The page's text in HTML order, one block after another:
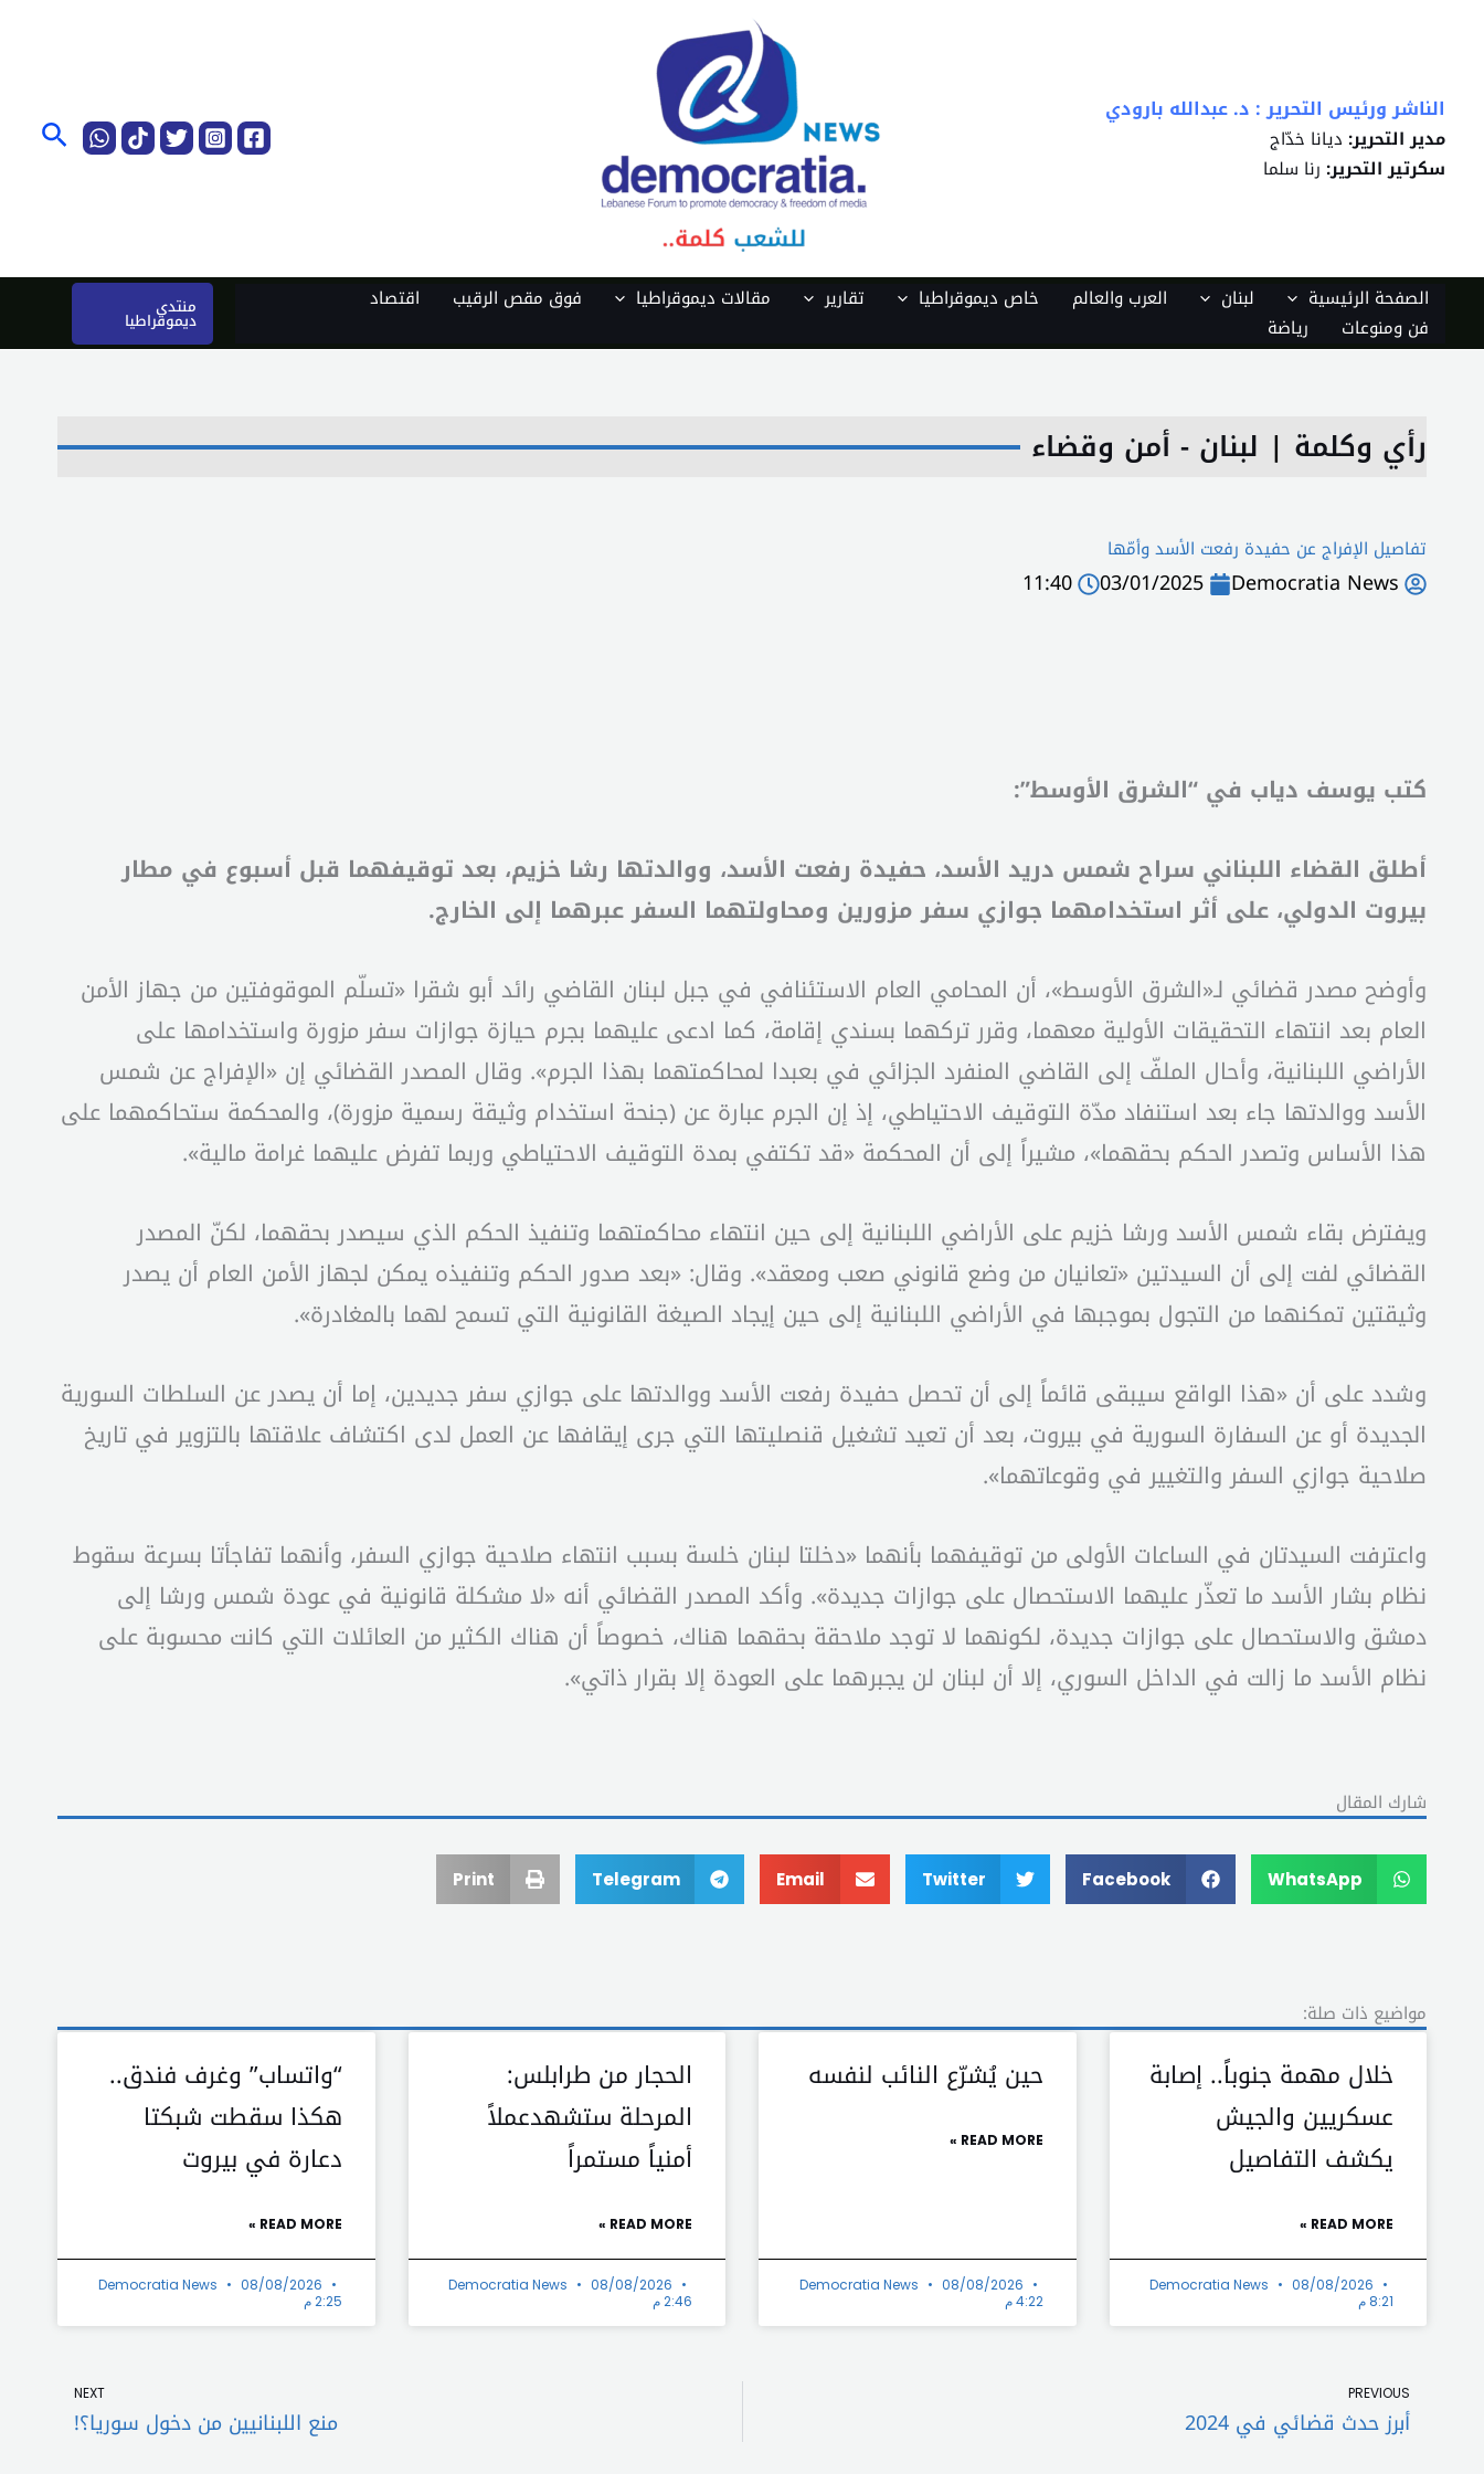
الناشر ورئيس التحرير : د. عبدالله بارودي
مدير التحرير: ديانا خدّاج
سكرتير التحرير: رنا سلما
الصفحة الرئيسية لبنان العرب والعالم خاص ديموقراطيا تقارير مقالات ديموقراطيا فوق مقص الرقيب
اقتصاد
فن ومنوعات
رياضة
منتدى
ديموقراطيا
رأي وكلمة | لبنان - أمن وقضاء
تفاصيل الإفراج عن حفيدة رفعت الأسد وأمّها
Democratia News
03/01/2025
11:40
كتب يوسف دياب في “الشرق الأوسط”:
أطلق القضاء اللبناني سراح شمس دريد الأسد، حفيدة رفعت الأسد، ووالدتها رشا خزيم، بعد توقيفهما قبل أسبوع في مطار
بيروت الدولي، على أثر استخدامهما جوازي سفر مزورين ومحاولتهما السفر عبرهما إلى الخارج.
وأوضح مصدر قضائي لـ«الشرق الأوسط»، أن المحامي العام الاستئنافي في جبل لبنان القاضي رائد أبو شقرا «تسلّم الموقوفتين من جهاز الأمن
العام بعد انتهاء التحقيقات الأولية معهما، وقرر تركهما بسندي إقامة، كما ادعى عليهما بجرم حيازة جوازات سفر مزورة واستخدامها على
الأراضي اللبنانية، وأحال الملفّ إلى القاضي المنفرد الجزائي في بعبدا لمحاكمتهما بهذا الجرم». وقال المصدر القضائي إن «الإفراج عن شمس
الأسد ووالدتها جاء بعد استنفاد مدّة التوقيف الاحتياطي، إذ إن الجرم عبارة عن (جنحة استخدام وثيقة رسمية مزورة)، والمحكمة ستحاكمهما على
هذا الأساس وتصدر الحكم بحقهما»، مشيراً إلى أن المحكمة «قد تكتفي بمدة التوقيف الاحتياطي وربما تفرض عليهما غرامة مالية».
ويفترض بقاء شمس الأسد ورشا خزيم على الأراضي اللبنانية إلى حين انتهاء محاكمتهما وتنفيذ الحكم الذي سيصدر بحقهما، لكنّ المصدر
القضائي لفت إلى أن السيدتين «تعانيان من وضع قانوني صعب ومعقد». وقال: «بعد صدور الحكم وتنفيذه يمكن لجهاز الأمن العام أن يصدر
وثيقتين تمكنهما من التجول بموجبها في الأراضي اللبنانية إلى حين إيجاد الصيغة القانونية التي تسمح لهما بالمغادرة».
وشدد على أن «هذا الواقع سيبقى قائماً إلى أن تحصل حفيدة رفعت الأسد ووالدتها على جوازي سفر جديدين، إما أن يصدر عن السلطات السورية
الجديدة أو عن السفارة السورية في بيروت، بعد أن تعيد تشغيل قنصليتها التي جرى إيقافها عن العمل لدى اكتشاف علاقتها بالتزوير في تاريخ
صلاحية جوازي السفر والتغيير في وقوعاتهما».
واعترفت السيدتان في الساعات الأولى من توقيفهما بأنهما «دخلتا لبنان خلسة بسبب انتهاء صلاحية جوازي السفر، وأنهما تفاجأتا بسرعة سقوط
نظام بشار الأسد ما تعذّر عليهما الاستحصال على جوازات جديدة». وأكد المصدر القضائي أنه «لا مشكلة قانونية في عودة شمس ورشا إلى
دمشق والاستحصال على جوازات جديدة، لكونهما لا توجد ملاحقة بحقهما هناك، خصوصاً أن هناك الكثير من العائلات التي كانت محسوبة على
نظام الأسد ما زالت في الداخل السوري، إلا أن لبنان لن يجبرهما على العودة إلا بقرار ذاتي».
شارك المقال
WhatsApp
Facebook
Twitter
Email
Telegram
Print
مواضيع ذات صلة:
خلال مهمة جنوباً.. إصابة
عسكريين والجيش
يكشف التفاصيل
READ MORE »
Democratia News
08/08/2026
8:21 م
حين يُشرّع النائب لنفسه
READ MORE »
Democratia News
08/08/2026
4:22 م
الحجار من طرابلس:
المرحلة ستشهدعملاً
أمنياً مستمراً
READ MORE »
Democratia News
08/08/2026
2:46 م
“واتساب” وغرف فندق..
هكذا سقطت شبكتا
دعارة في بيروت
READ MORE »
Democratia News
08/08/2026
2:25 م
PREVIOUS
أبرز حدث قضائي في 2024
NEXT
منع اللبنانيين من دخول سوريا؟!